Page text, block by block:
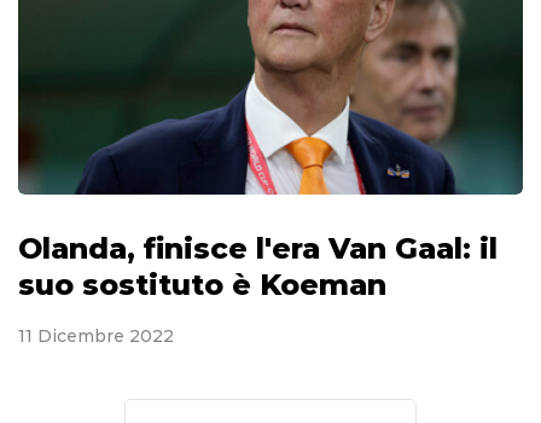
Olanda, finisce l'era Van Gaal: il
suo sostituto è Koeman
11 Dicembre 2022